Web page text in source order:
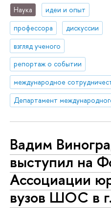
Наука
идеи и опыт
профессора
дискуссии
взгляд ученого
репортаж о событии
международное
Вадим
выступил на
Ассоциации
вузов ШОС в